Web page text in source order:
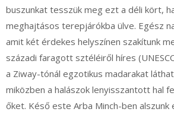
buszunkat tesszük meg ezt a déli kört,
meghajtásos terepjárókba ülve. Egész
amit két érdekes helyszínen szakítunk
századi faragott sztéléiről híres
a Ziway-tónál egzotikus madarakat
miközben a halászok lenyisszantott hal
őket. Késő este Arba Minch-ben alszunk